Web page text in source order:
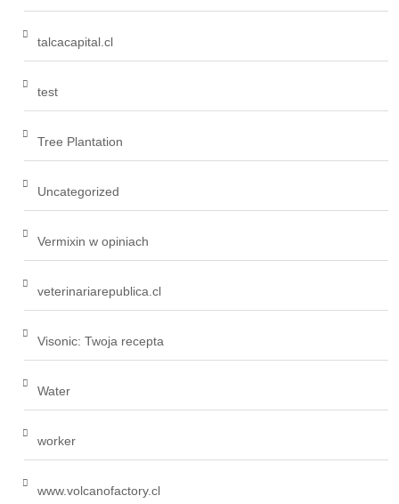
talcacapital.cl
test
Tree Plantation
Uncategorized
Vermixin w opiniach
veterinariarepublica.cl
Visonic: Twoja recepta
Water
worker
www.volcanofactory.cl